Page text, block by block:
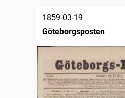
1859-03-19
Göteborgsposten